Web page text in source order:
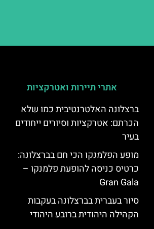
אתרי תיירות ואטרקציות
ברצלונה האלטרנטיבית כמו שלא
הכרתם: אטרקציות וסיורים ייחודים
בעיר
מופע הפלמנקו הכי חם בברצלונה:
כרטיס כניסה להופעת פלמנקו –
Gran Gala
סיור בעברית בברצלונה בעקבות
הקהילה היהודית ברובע היהודי